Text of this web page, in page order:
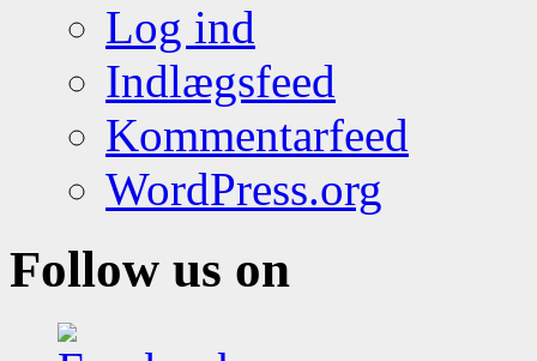
Log ind
Indlægsfeed
Kommentarfeed
WordPress.org
Follow us on